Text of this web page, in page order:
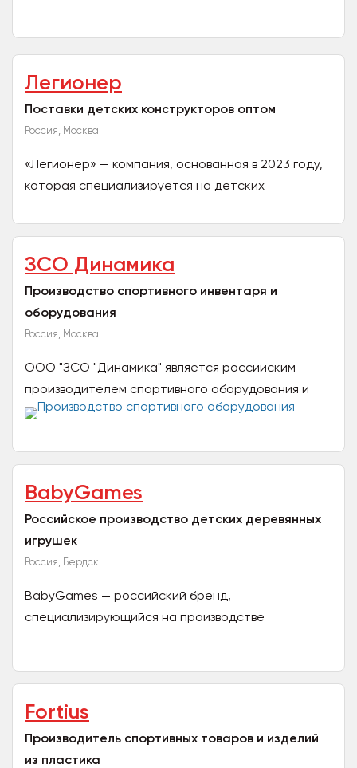
Легионер
Поставки детских конструкторов оптом
Россия, Москва
«Легионер» — компания, основанная в 2023 году,
которая специализируется на детских
мировых...
ЗСО Динамика
Производство спортивного инвентаря и
оборудования
Россия, Москва
ООО "ЗСО "Динамика" является российским
производителем спортивного оборудования и
инвентаря. Наша компания предлагает
BabyGames
Российское производство детских деревянных
игрушек
Россия, Бердск
BabyGames — российский бренд,
специализирующийся на производстве
Fortius
Производитель спортивных товаров и изделий
из пластика